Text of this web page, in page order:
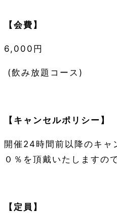
【会費】
6,000 円
(飲み放題コース )
【キャンセルポリシー】
開催24時間前以降のキャ
０％を頂戴いたしますの
【定員】